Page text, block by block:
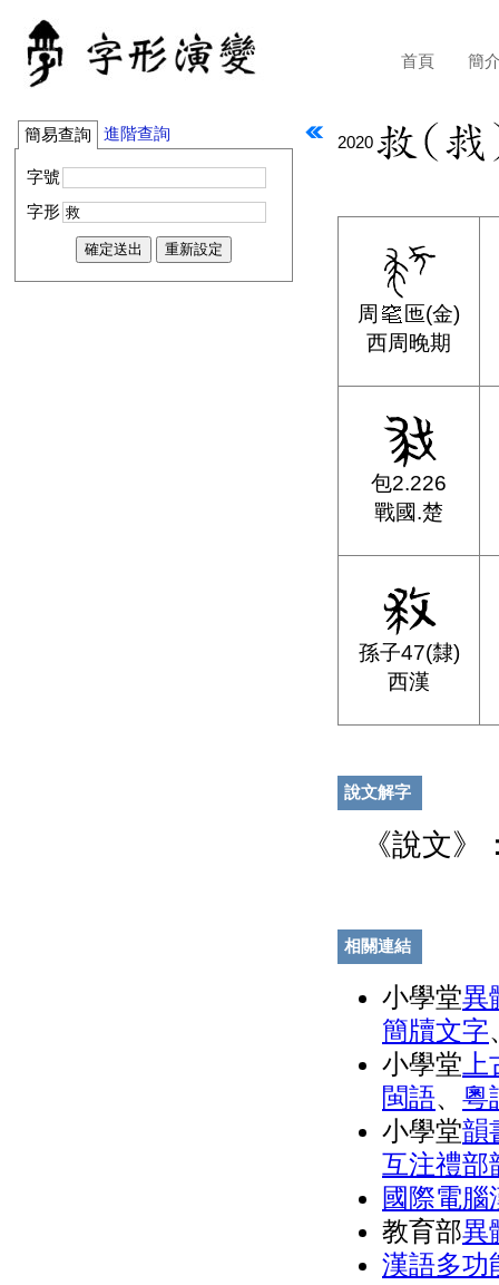
首頁 簡
簡易查詢 進階查詢
字號
字形
2020
周
匜(金)
西周晚期
包2.226
戰國.楚
孫子47(隸)
西漢
說文解字
《說文
相關連結
小學堂異
簡牘文字
小學堂
閩語、 粵
小學堂韻
互注禮部
國際電腦
教育部異
漢語多功